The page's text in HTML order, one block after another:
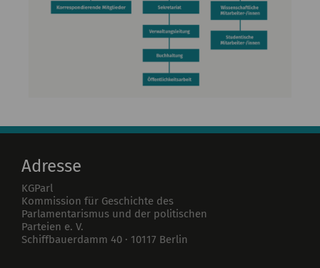
Adresse
KGParl
Kommission für Geschichte des
Parlamentarismus und der politischen
Parteien e. V.
Schiffbauerdamm 40 · 10117 Berlin